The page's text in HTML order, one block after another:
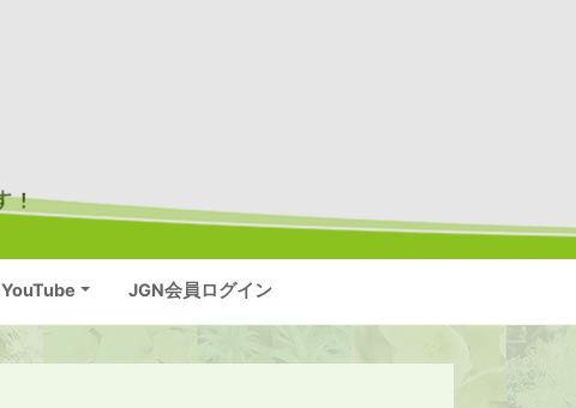
YouTube JGN会員ログイン